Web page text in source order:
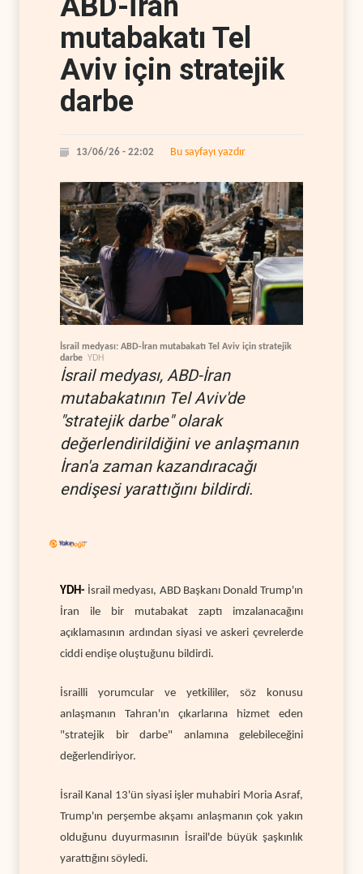
mutabakatı Tel
Aviv için stratejik
darbe
13/06/26 - 22:02 Bu sayfayı yazdır
İsrail medyası: ABD-İran mutabakatı Tel Aviv için stratejik
darbe YDH
İsrail medyası, ABD-İran
mutabakatının Tel Aviv'de
"stratejik darbe" olarak
değerlendirildiğini ve anlaşmanın
İran'a zaman kazandıracağı
endişesi yarattığını bildirdi.
YDH- İsrail medyası, ABD Başkanı Donald Trump'ın
İran ile bir mutabakat zaptı imzalanacağını
açıklamasının ardından siyasi ve askeri çevrelerde
ciddi endişe oluştuğunu bildirdi.
İsrailli yorumcular ve yetkililer, söz konusu
anlaşmanın Tahran'ın çıkarlarına hizmet eden
"stratejik bir darbe" anlamına gelebileceğini
değerlendiriyor.
İsrail Kanal 13'ün siyasi işler muhabiri Moria Asraf,
Trump'ın perşembe akşamı anlaşmanın çok yakın
olduğunu duyurmasının İsrail'de büyük şaşkınlık
yarattığını söyledi.